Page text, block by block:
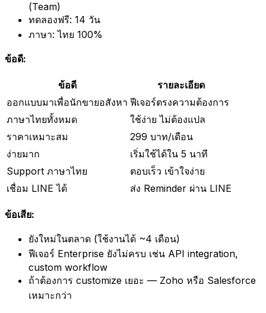
(Team)
ทดลองฟรี: 14 วัน
ภาษา: ไทย 100%
ข้อดี:
ข้อดี
รายละเอียด
ออกแบบมาเพื่อนักขายอสังหา ฟีเจอร์ตรงความต้องการ
ภาษาไทยทั้งหมด
ใช้ง่าย ไม่ต้องแปล
ราคาเหมาะสม
299 บาท/เดือน
ง่ายมาก
เริ่มใช้ได้ใน 5 นาที
Support ภาษาไทย
ตอบเร็ว เข้าใจง่าย
เชื่อม LINE ได้
ส่ง Reminder ผ่าน LINE
ข้อเสีย:
ยังใหม่ในตลาด (ใช้งานได้ ~4 เดือน)
ฟีเจอร์ Enterprise ยังไม่ครบ เช่น API integration,
custom workflow
ถ้าต้องการ customize เยอะ — Zoho หรือ Salesforce
เหมาะกว่า